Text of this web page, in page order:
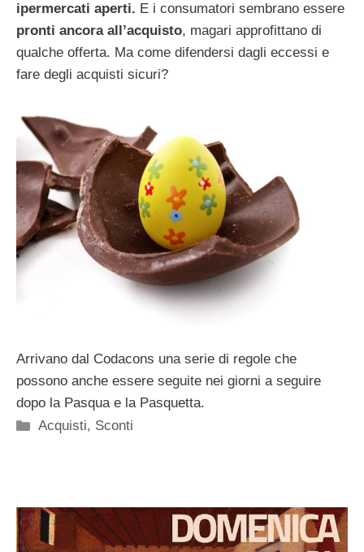
ipermercati aperti. E i consumatori sembrano essere
pronti ancora all’acquisto, magari approfittano di
qualche offerta. Ma come difendersi dagli eccessi e
fare degli acquisti sicuri?
Arrivano dal Codacons una serie di regole che
possono anche essere seguite nei giorni a seguire
dopo la Pasqua e la Pasquetta.
Categorie
Acquisti, Sconti